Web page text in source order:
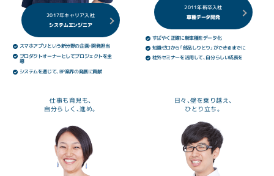
2017年キャリア入社
システムエンジニア
スマホアプリという新分野の企画・開発担当
プロダクトオーナーとしてプロジェクトを主
導
システムを通じて、BP業界の発展に貢献
2011年新卒入社
車種データ開発
すばやく正確に新車種をデータ化
知識ゼロから「部品しりとり」ができるまでに
社外セミナーを活用して、自分らしい成長を
仕事も育児も、
自分らしく、進め。
日々、壁を乗り越え、
ひとり立ち。